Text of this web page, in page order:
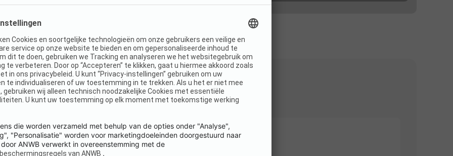
(5)
Staanplaats